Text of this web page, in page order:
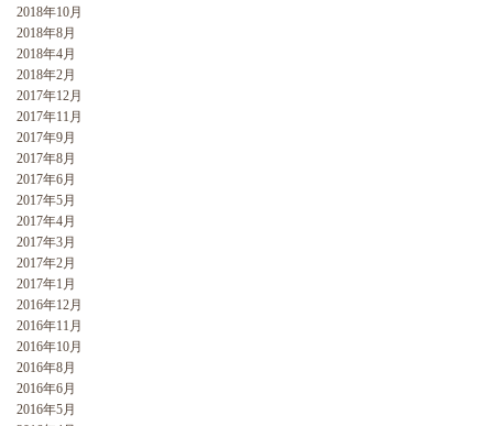
2018年10月
2018年8月
2018年4月
2018年2月
2017年12月
2017年11月
2017年9月
2017年8月
2017年6月
2017年5月
2017年4月
2017年3月
2017年2月
2017年1月
2016年12月
2016年11月
2016年10月
2016年8月
2016年6月
2016年5月